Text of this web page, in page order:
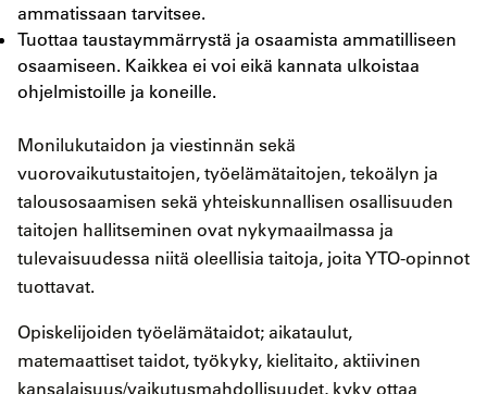
ammatissaan tarvitsee.
Tuottaa taustaymmärrystä ja osaamista ammatilliseen
osaamiseen. Kaikkea ei voi eikä kannata ulkoistaa
ohjelmistoille ja koneille.
Monilukutaidon ja viestinnän sekä
vuorovaikutustaitojen, työelämätaitojen, tekoälyn ja
talousosaamisen sekä yhteiskunnallisen osallisuuden
taitojen hallitseminen ovat nykymaailmassa ja
tulevaisuudessa niitä oleellisia taitoja, joita YTO-opinnot
tuottavat.
Opiskelijoiden työelämätaidot; aikataulut,
matemaattiset taidot, työkyky, kielitaito, aktiivinen
kansalaisuus/vaikutusmahdollisuudet, kyky ottaa